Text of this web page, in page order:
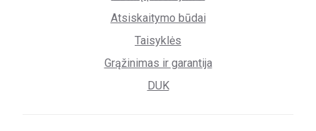
Atsiskaitymo būdai
Taisyklės
Grąžinimas ir garantija
DUK